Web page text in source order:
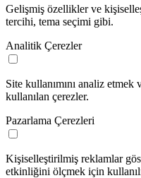
Gelişmiş özellikler ve
tercihi, tema seçimi gibi.
Analitik Çerezler
Site kullanımını analiz
kullanılan çerezler.
Pazarlama Çerezleri
Kişiselleştirilmiş reklamlar
etkinliğini ölçmek için